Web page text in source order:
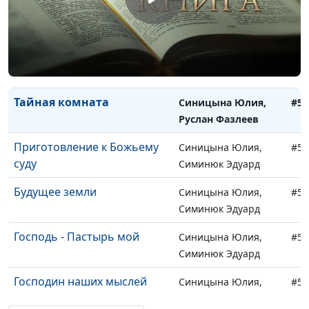
Молитвенная жизнь
Синицына Юлия,
Руслан Фазлеев
Главная цель молитвы
Синицына Юлия,
Руслан Фазлеев
Тайная комната
Синицына Юлия,
Руслан Фазлеев
Приготовление к Божьему
суду
Синицына Юлия,
Симинюк Эдуард
Будущее земли
Синицына Юлия,
Симинюк Эдуард
Господь - Пастырь мой
Синицына Юлия,
Симинюк Эдуард
Господин наших мыслей
Синицына Юлия,